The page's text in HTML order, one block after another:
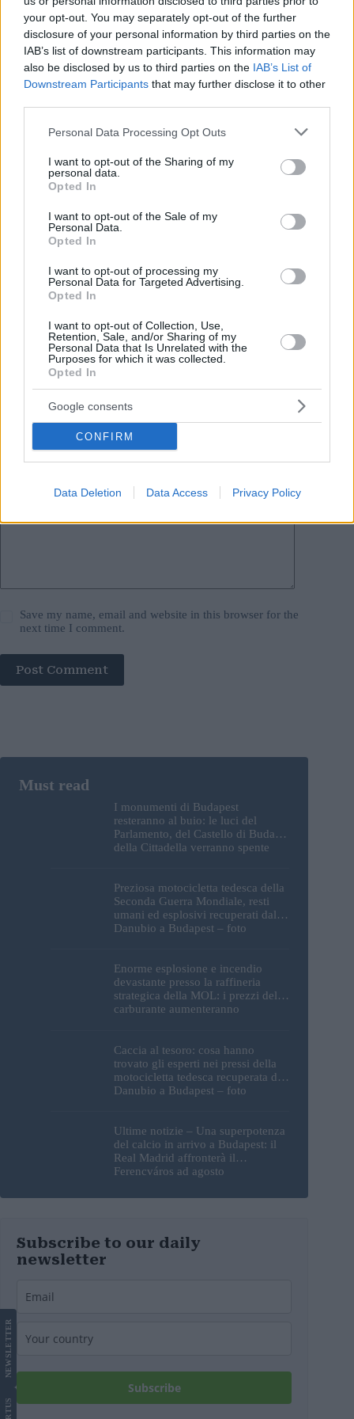
your opt-out. You may separately opt-out of the further
disclosure of your personal information by third parties on the
IAB’s list of downstream participants. This information may
also be disclosed by us to third parties on the IAB’s List of
Downstream Participants that may further disclose it to other
Please note that this website/app uses one or more Google
not limited to your visit or usage behaviour. You may click to
grant or deny consent to Google and its third-party tags to
use your data for below specified purposes in below Google
consent section.
Personal Data Processing Opt Outs
I want to opt-out of the Sharing of my
personal data.
Opted In
I want to opt-out of the Sale of my
Personal Data.
Opted In
I want to opt-out of processing my
Personal Data for Targeted Advertising.
Opted In
I want to opt-out of Collection, Use,
Retention, Sale, and/or Sharing of my
Personal Data that Is Unrelated with the
Purposes for which it was collected.
Opted In
Google consents
CONFIRM
Data Deletion Data Access Privacy Policy
Riferendosi all’UE, Varga ha detto “più tardi, hanno lanciato
un attacco contro di noi in entrambi i casi Oggi, d’altra parte,
sempre più persone pensano che l’Ungheria abbia preso la
decisione giusta.
In realtà, ora farebbero tutti lo stesso Siamo ansiosi di vedere
Non sorprende: gli ungheresi rifiutano le quote di
Ungheria, Polonia cooperano nella gestione della
migrazione, afferma FM Szijjártó
#corte europea dei diritti umani
referendum sulle quote migranti #ungheria
unione europea
Your email address will not be published. Required fields are marked
*
*
Save my name, email and website in this browser for the
next time I comment.
Post Comment
I monumenti di Budapest
resteranno al buio: le luci del
Parlamento, del Castello di Buda e
della Cittadella verranno spente
Preziosa motocicletta tedesca della
Seconda Guerra Mondiale, resti
umani ed esplosivi recuperati dal
Danubio a Budapest – foto
Enorme esplosione e incendio
devastante presso la raffineria
strategica della MOL: i prezzi del
carburante aumenteranno
Caccia al tesoro: cosa hanno
trovato gli esperti nei pressi della
motocicletta tedesca recuperata dal
Danubio a Budapest – foto
Ultime notizie – Una superpotenza
del calcio in arrivo a Budapest: il
Real Madrid affronterà il
Ferencváros ad agosto
Subscribe to our daily
newsletter
Subscribe
US
NEWS
LETTER